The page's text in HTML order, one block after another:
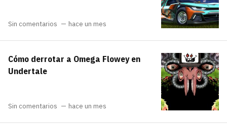
Sin comentarios hace un mes
Cómo derrotar a Omega Flowey en
Undertale
Sin comentarios hace un mes